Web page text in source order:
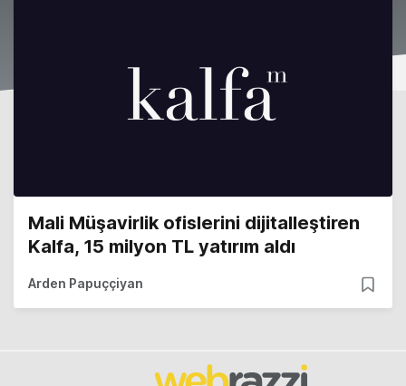
Mali Müşavirlik ofislerini dijitalleştiren
Kalfa, 15 milyon TL yatırım aldı
Arden Papuççiyan